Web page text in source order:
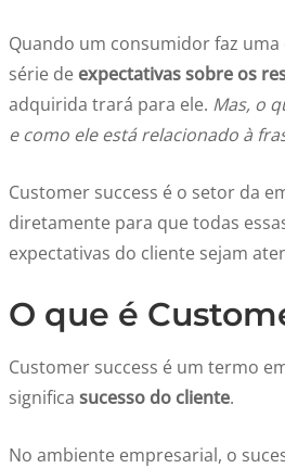
Quando um consumidor faz
série de expectativas sobre os
adquirida trará para ele. Mas, o
e como ele está relacionado à
Customer success é o setor da
diretamente para que todas
expectativas do cliente sejam
O que é
Customer success é um termo
significa sucesso do cliente.
No ambiente empresarial, o